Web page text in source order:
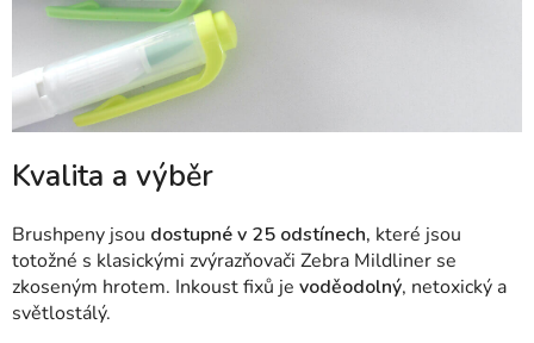
Kvalita a výběr
Brushpeny jsou dostupné v 25 odstínech, které jsou
totožné s klasickými zvýrazňovači Zebra Mildliner se
zkoseným hrotem. Inkoust fixů je voděodolný, netoxický a
světlostálý.